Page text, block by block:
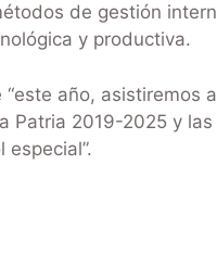
de gestión
y productiva.
año, asistiremos
Patria 2019-2025 y